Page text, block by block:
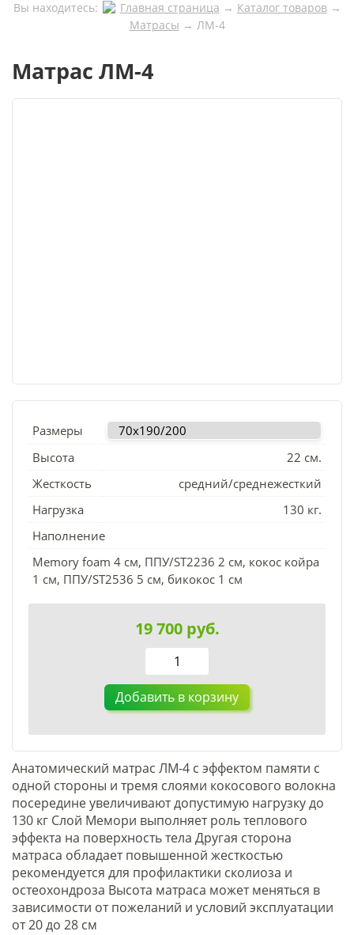
Вы находитесь: Главная страница → Каталог товаров→
Матрасы → ЛМ-4
Матрас ЛМ-4
Размеры
Высота
22 см.
Жесткость
средний/среднежесткий
Нагрузка
130 кг.
Наполнение
Memory foam 4 см, ППУ/ST2236 2 см, кокос койра
1 см, ППУ/ST2536 5 см, бикокос 1 см
19 700руб.
Добавить в корзину
Анатомический матрас ЛМ-4 с эффектом памяти с
одной стороны и тремя слоями кокосового волокна
посередине увеличивают допустимую нагрузку до
130 кг Слой Мемори выполняет роль теплового
эффекта на поверхность тела Другая сторона
матраса обладает повышенной жесткостью
рекомендуется для профилактики сколиоза и
остеохондроза Высота матраса может меняться в
зависимости от пожеланий и условий эксплуатации
от 20 до 28 см